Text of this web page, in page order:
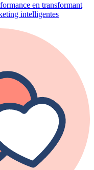
en transformant
intelligentes